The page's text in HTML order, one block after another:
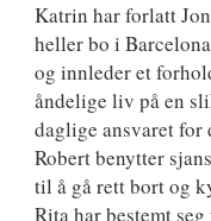
Katrin har forlatt
heller bo i
og innleder et
åndelige liv på en
daglige ansvaret for
Robert benytter
til å gå rett bort og
Rita har bestemt